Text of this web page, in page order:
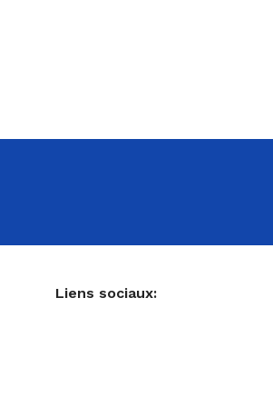
Liens sociaux: